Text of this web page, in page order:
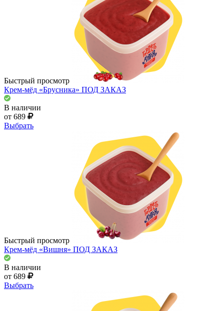
Быстрый просмотр
Крем-мёд «Брусника» ПОД ЗАКАЗ
В наличии
от 689
Выбрать
Быстрый просмотр
Крем-мёд «Вишня» ПОД ЗАКАЗ
В наличии
от 689
Выбрать